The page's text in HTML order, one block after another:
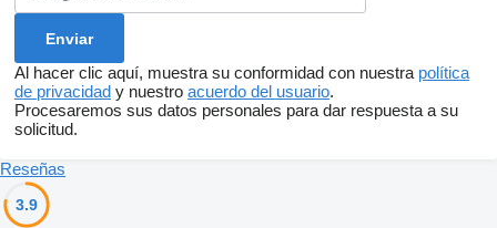
Al hacer clic aquí, muestra su conformidad con nuestra política
de privacidad y nuestro acuerdo del usuario.
Procesaremos sus datos personales para dar respuesta a su
solicitud.
Reseñas
3.9